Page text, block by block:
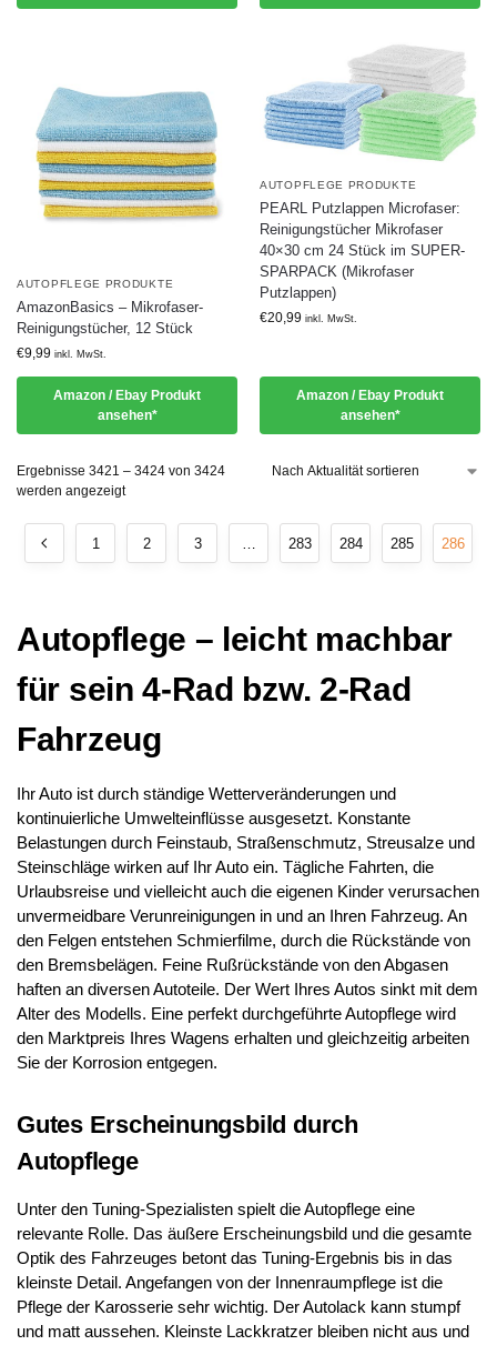
AUTOPFLEGE PRODUKTE
AmazonBasics – Mikrofaser-
Reinigungstücher, 12 Stück
€9,99 inkl. MwSt.
Amazon / Ebay Produkt
ansehen*
AUTOPFLEGE PRODUKTE
PEARL Putzlappen Microfaser:
Reinigungstücher Mikrofaser
40×30 cm 24 Stück im SUPER-
SPARPACK (Mikrofaser
Putzlappen)
€20,99 inkl. MwSt.
Amazon / Ebay Produkt
ansehen*
Ergebnisse 3421 – 3424 von 3424
werden angezeigt
1 2 3 … 283 284 285 286
Autopflege – leicht machbar
für sein 4-Rad bzw. 2-Rad
Fahrzeug
Ihr Auto ist durch ständige Wetterveränderungen und
kontinuierliche Umwelteinflüsse ausgesetzt. Konstante
Belastungen durch Feinstaub, Straßenschmutz, Streusalze und
Steinschläge wirken auf Ihr Auto ein. Tägliche Fahrten, die
Urlaubsreise und vielleicht auch die eigenen Kinder verursachen
unvermeidbare Verunreinigungen in und an Ihren Fahrzeug. An
den Felgen entstehen Schmierfilme, durch die Rückstände von
den Bremsbelägen. Feine Rußrückstände von den Abgasen
haften an diversen Autoteile. Der Wert Ihres Autos sinkt mit dem
Alter des Modells. Eine perfekt durchgeführte Autopflege wird
den Marktpreis Ihres Wagens erhalten und gleichzeitig arbeiten
Sie der Korrosion entgegen.
Gutes Erscheinungsbild durch
Autopflege
Unter den Tuning-Spezialisten spielt die Autopflege eine
relevante Rolle. Das äußere Erscheinungsbild und die gesamte
Optik des Fahrzeuges betont das Tuning-Ergebnis bis in das
kleinste Detail. Angefangen von der Innenraumpflege ist die
Pflege der Karosserie sehr wichtig. Der Autolack kann stumpf
und matt aussehen. Kleinste Lackkratzer bleiben nicht aus und